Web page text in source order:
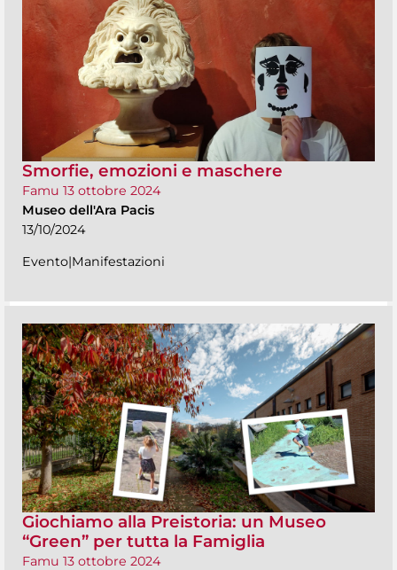
Smorfie, emozioni e maschere
Famu 13 ottobre 2024
Museo dell'Ara Pacis
13/10/2024
Evento|Manifestazioni
Giochiamo alla Preistoria: un Museo
“Green” per tutta la Famiglia
Famu 13 ottobre 2024